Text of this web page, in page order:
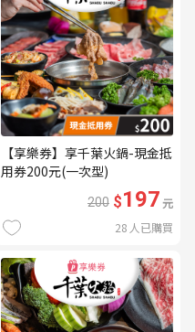
【享樂券】享千葉火鍋-現金抵
用券200元(一次型)
200 $197元
28 人已購買